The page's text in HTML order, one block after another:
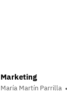
Marketing
María Martín Parrilla